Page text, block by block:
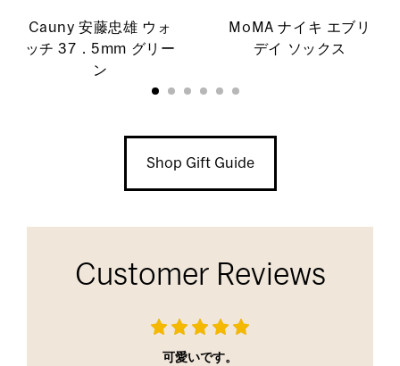
Cauny 安藤忠雄 ウォ
ッチ 37．5mm グリー
ン
MoMA ナイキ エブリ
デイ ソックス
Shop Gift Guide
Customer Reviews
可愛いです。